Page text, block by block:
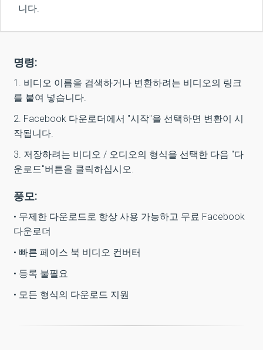
니다.
명령:
1. 비디오 이름을 검색하거나 변환하려는 비디오의 링크
를 붙여 넣습니다.
2. Facebook 다운로더에서 "시작"을 선택하면 변환이 시
작됩니다.
3. 저장하려는 비디오 / 오디오의 형식을 선택한 다음 "다
운로드"버튼을 클릭하십시오.
풍모:
• 무제한 다운로드로 항상 사용 가능하고 무료 Facebook
다운로더
• 빠른 페이스 북 비디오 컨버터
• 등록 불필요
• 모든 형식의 다운로드 지원